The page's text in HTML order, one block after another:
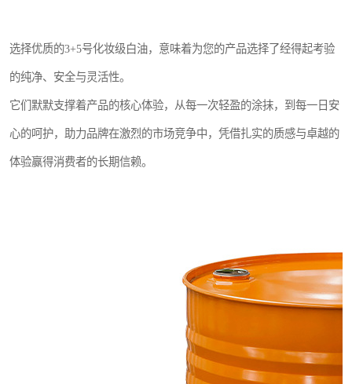
选择优质的3+5号化妆级白油，意味着为您的产品选择了经得起考验
的纯净、安全与灵活性。
它们默默支撑着产品的核心体验，从每一次轻盈的涂抹，到每一日安
心的呵护，助力品牌在激烈的市场竞争中，凭借扎实的质感与卓越的
体验赢得消费者的长期信赖。